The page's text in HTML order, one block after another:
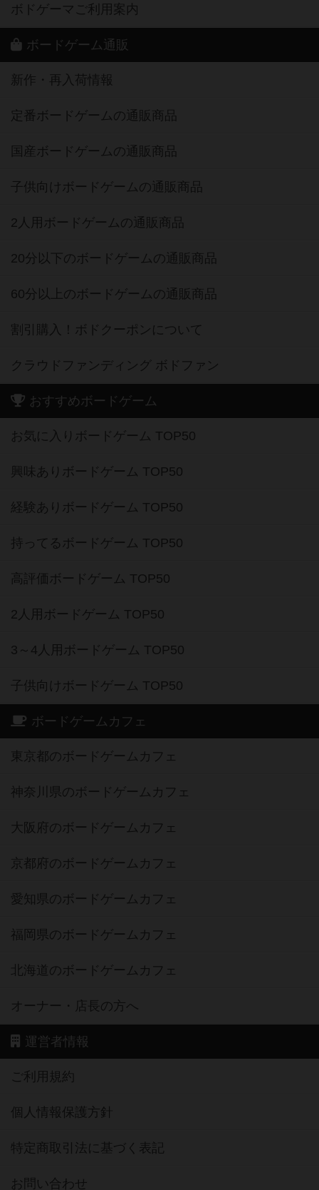
ボドゲーマご利用案内
ボードゲーム通販
新作・再入荷情報
定番ボードゲームの通販商品
国産ボードゲームの通販商品
子供向けボードゲームの通販商品
2人用ボードゲームの通販商品
20分以下のボードゲームの通販商品
60分以上のボードゲームの通販商品
割引購入！ボドクーポンについて
クラウドファンディング ボドファン
おすすめボードゲーム
お気に入りボードゲーム TOP50
興味ありボードゲーム TOP50
経験ありボードゲーム TOP50
持ってるボードゲーム TOP50
高評価ボードゲーム TOP50
2人用ボードゲーム TOP50
3～4人用ボードゲーム TOP50
子供向けボードゲーム TOP50
ボードゲームカフェ
東京都のボードゲームカフェ
神奈川県のボードゲームカフェ
大阪府のボードゲームカフェ
京都府のボードゲームカフェ
愛知県のボードゲームカフェ
福岡県のボードゲームカフェ
北海道のボードゲームカフェ
オーナー・店長の方へ
運営者情報
ご利用規約
個人情報保護方針
特定商取引法に基づく表記
お問い合わせ